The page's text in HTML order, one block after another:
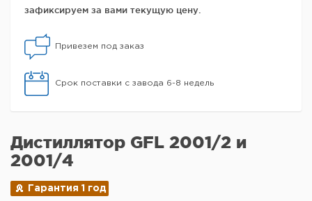
зафиксируем за вами текущую цену.
Привезем под заказ
Срок поставки с завода 6-8 недель
Дистиллятор GFL 2001/2 и
2001/4
Гарантия 1 год